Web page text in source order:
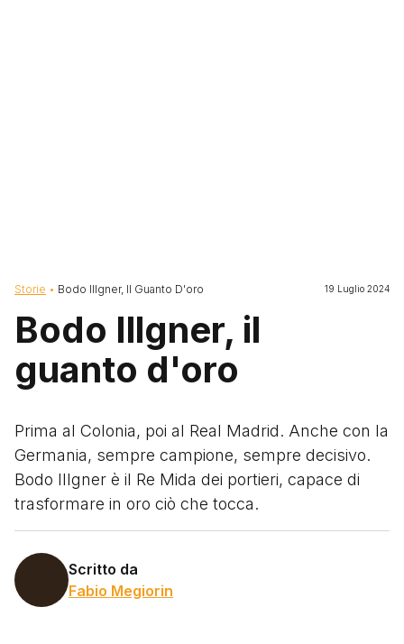
Briciole di pane
Storie Bodo Illgner, Il Guanto D'oro 19 Luglio 2024
Bodo Illgner, il
guanto d'oro
Prima al Colonia, poi al Real Madrid. Anche con la
Germania, sempre campione, sempre decisivo.
Bodo Illgner è il Re Mida dei portieri, capace di
trasformare in oro ciò che tocca.
Scritto da
Fabio Megiorin